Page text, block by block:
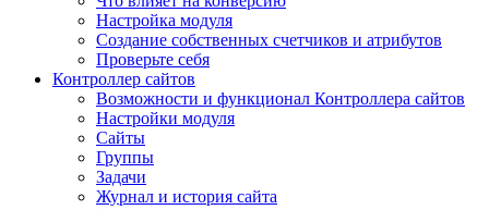
Настройка модуля
Создание собственных счетчиков и атрибутов
Проверьте себя
Контроллер сайтов
Возможности и функционал Контроллера сайтов
Настройки модуля
Сайты
Группы
Задачи
Журнал и история сайта